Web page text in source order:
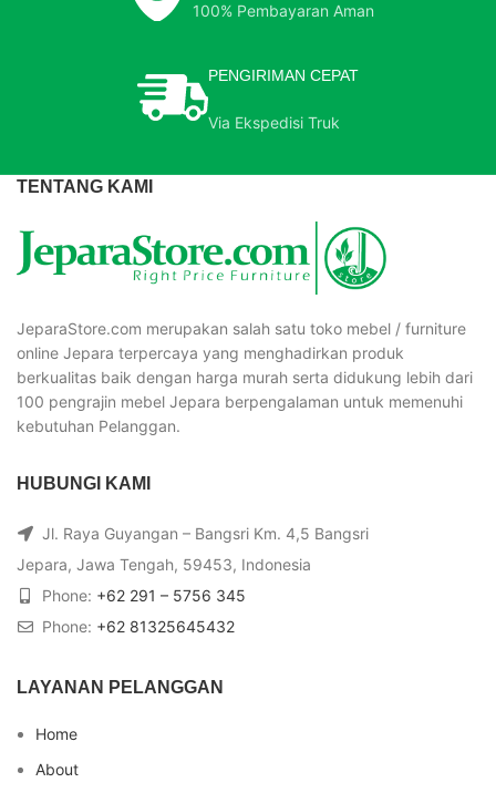
100% Pembayaran Aman
PENGIRIMAN CEPAT
Via Ekspedisi Truk
TENTANG KAMI
JeparaStore.com merupakan salah satu toko mebel / furniture
online Jepara terpercaya yang menghadirkan produk
berkualitas baik dengan harga murah serta didukung lebih dari
100 pengrajin mebel Jepara berpengalaman untuk memenuhi
kebutuhan Pelanggan.
HUBUNGI KAMI
Jl. Raya Guyangan – Bangsri Km. 4,5 Bangsri
Jepara, Jawa Tengah, 59453, Indonesia
Phone: +62 291 – 5756 345
Phone: +62 81325645432
LAYANAN PELANGGAN
Home
About